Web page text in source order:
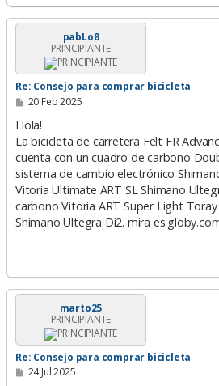
pabLo8
PRINCIPIANTE
Re: Consejo para comprar bicicleta
M
n
a
j
e
20 Feb 2025
Hola!
La bicicleta de carretera Felt FR
cuenta con un cuadro de carbono
sistema de cambio electrónico
Vitoria Ultimate ART SL Shimano
carbono Vitoria ART Super Light
Shimano Ultegra Di2. mira
marto25
PRINCIPIANTE
Re: Consejo para comprar bicicleta
M
24 Jul 2025